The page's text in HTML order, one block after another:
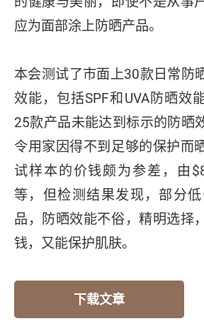
应为面部涂上防晒产品。
本会测试了市面上30款日常防
效能，包括SPF和UVA防晒效
25款产品未能达到标示的防晒
令用家因得不到足够的保护而
试样本的价钱颇为参差，由
等，但检测结果发现，部分
品，防晒效能不俗，精明选择
钱，又能保护肌肤。
下载文章